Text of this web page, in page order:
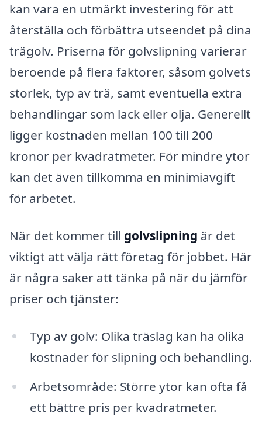
kan vara en utmärkt investering för att
återställa och förbättra utseendet på dina
trägolv. Priserna för golvslipning varierar
beroende på flera faktorer, såsom golvets
storlek, typ av trä, samt eventuella extra
behandlingar som lack eller olja. Generellt
ligger kostnaden mellan 100 till 200
kronor per kvadratmeter. För mindre ytor
kan det även tillkomma en minimiavgift
för arbetet.
När det kommer till golvslipning är det
viktigt att välja rätt företag för jobbet. Här
är några saker att tänka på när du jämför
priser och tjänster:
Typ av golv: Olika träslag kan ha olika
kostnader för slipning och behandling.
Arbetsområde: Större ytor kan ofta få
ett bättre pris per kvadratmeter.